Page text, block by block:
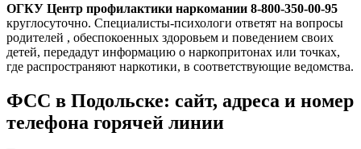
ОГКУ Центр профилактики наркомании 8-800-350-00-95
круглосуточно. Специалисты-психологи ответят на вопросы
родителей , обеспокоенных здоровьем и поведением своих
детей, передадут информацию о наркопритонах или точках,
где распространяют наркотики, в соответствующие ведомства.
ФСС в Подольске: сайт, адреса и номер
телефона горячей линии